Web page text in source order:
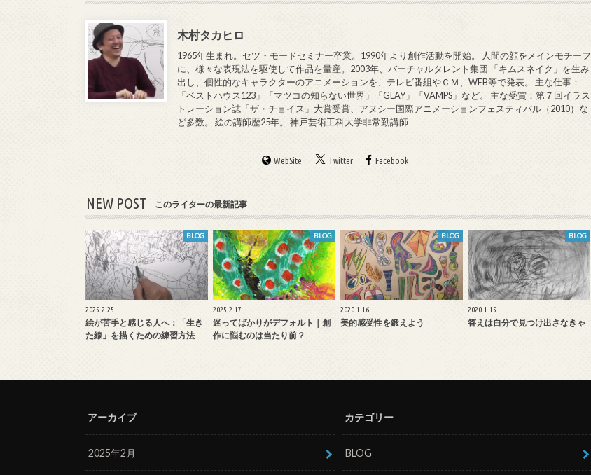
木村タカヒロ
1965年生まれ。セツ・モードセミナー卒業。1990年より創作活動を開始。 人間の顔をメインモチーフ
に、様々な表現法を駆使して作品を量産。2003年、バーチャルタレント集団 「キムスネイク」を生み
出し、個性的なキャラクターのアニメーションを、テレビ番組やＣＭ、WEB等で発表。 主な仕事：
「ベストハウス123」「マツコの知らない世界」「GLAY」「VAMPS」など。 主な受賞：第７回イラス
トレーション誌「ザ・チョイス」大賞受賞、アヌシー国際アニメーションフェスティバル（2010）な
ど多数。 絵の講師歴25年。 神戸芸術工科大学非常勤講師
WebSite Twitter Facebook
NEW POST このライターの最新記事
BLOG
2025.2.25
絵が苦手と感じる人へ：「生き
た線」を描くための練習方法
BLOG
2025.2.17
迷ってばかりがデフォルト｜創
作に悩むのは当たり前？
BLOG
2020.1.16
美的感受性を鍛えよう
BLOG
2020.1.15
答えは自分で見つけ出さなきゃ
アーカイブ
2025年2月
カテゴリー
BLOG